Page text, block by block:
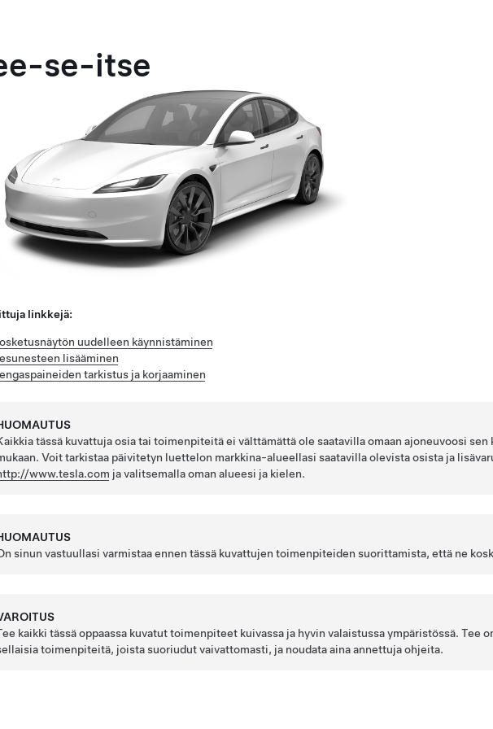
se-itse
linkkejä:
uudelleen käynnistäminen
lisääminen
tarkistus ja korjaaminen
tässä kuvattuja osia tai toimenpiteitä ei välttämättä ole saatavilla omaan ajoneuvoosi
Voit tarkistaa päivitetyn luettelon markkina-alueellasi saatavilla olevista osista ja
www.tesla.com ja valitsemalla oman alueesi ja kielen.
sinun vastuullasi varmistaa ennen tässä kuvattujen toimenpiteiden suorittamista, että ne
kaikki tässä oppaassa kuvatut toimenpiteet kuivassa ja hyvin valaistussa ympäristössä. Tee
toimenpiteitä, joista suoriudut vaivattomasti, ja noudata aina annettuja ohjeita.